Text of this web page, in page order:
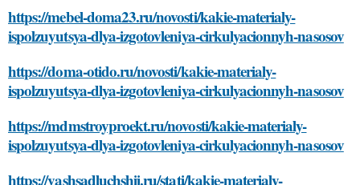
https://mebel-doma23.ru/novosti/kakie-materialy-
ispolzuyutsya-dlya-izgotovleniya-cirkulyacionnyh-nasosov
https://doma-otido.ru/novosti/kakie-materialy-
ispolzuyutsya-dlya-izgotovleniya-cirkulyacionnyh-nasosov
https://mdmstroyproekt.ru/novosti/kakie-materialy-
ispolzuyutsya-dlya-izgotovleniya-cirkulyacionnyh-nasosov
https://vashsadluchshij.ru/stati/kakie-materialy-